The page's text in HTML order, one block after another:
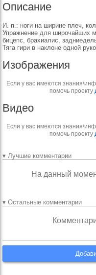
Описание
И. п.: ноги на ширине плеч,
Упражнение для широчайших
бицепс, брахиалис,
Тяга гири в наклоне одной
Изображения
Если у вас имеются
помочь проекту
Видео
Если у вас имеются
помочь проекту
▾ Лучшие комментарии
На данный
▾ Остальные комментарии